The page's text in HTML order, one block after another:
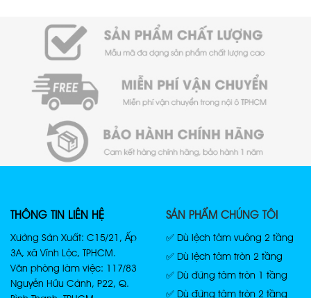
THÔNG TIN LIÊN HỆ
Xưởng Sản Xuất: C15/21, Ấp
3A, xã Vĩnh Lộc, TPHCM.
Văn phòng làm việc: 117/83
Nguyễn Hữu Cảnh, P22, Q.
SẢN PHẨM CHÚNG TÔI
✅ Dù lệch tâm vuông 2 tầng
✅ Dù lệch tâm tròn 2 tầng
✅ Dù đứng tâm tròn 1 tầng
✅ Dù đứng tâm tròn 2 tầng